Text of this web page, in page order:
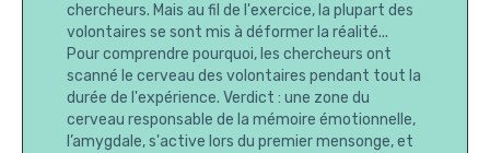
chercheurs. Mais au fil de l'exercice, la plupart des
volontaires se sont mis à déformer la réalité...
Pour comprendre pourquoi, les chercheurs ont
scanné le cerveau des volontaires pendant tout la
durée de l'expérience. Verdict : une zone du
cerveau responsable de la mémoire émotionnelle,
l’amygdale, s'active lors du premier mensonge, et